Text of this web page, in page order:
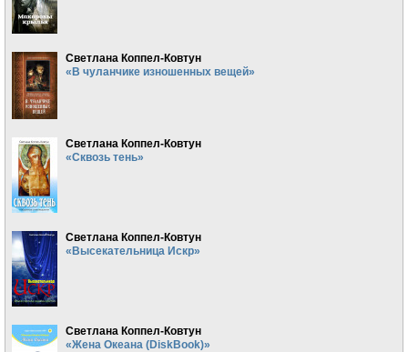
Светлана Коппел-Ковтун
«В чуланчике изношенных вещей»
Светлана Коппел-Ковтун
«Сквозь тень»
Светлана Коппел-Ковтун
«Высекательница Искр»
Светлана Коппел-Ковтун
«Жена Океана (DiskBook)»